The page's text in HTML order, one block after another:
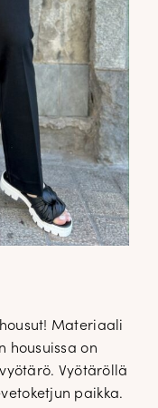
Materiaali
housuissa on
Vyötäröllä
paikka.